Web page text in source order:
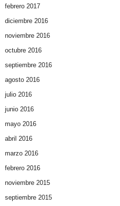
febrero 2017
diciembre 2016
noviembre 2016
octubre 2016
septiembre 2016
agosto 2016
julio 2016
junio 2016
mayo 2016
abril 2016
marzo 2016
febrero 2016
noviembre 2015
septiembre 2015